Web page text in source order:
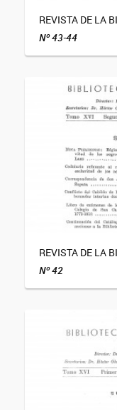
REVISTA DE LA
Nº 43-44
REVISTA DE LA
Nº 42